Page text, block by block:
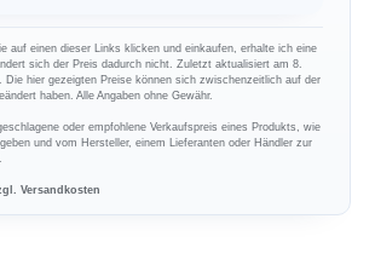
auf einen dieser Links klicken und einkaufen, erhalte ich eine
sich der Preis dadurch nicht. Zuletzt aktualisiert am 8.
Die hier gezeigten Preise können sich zwischenzeitlich auf der
haben. Alle Angaben ohne Gewähr.
oder empfohlene Verkaufspreis eines Produkts, wie
und vom Hersteller, einem Lieferanten oder Händler zur
Versandkosten